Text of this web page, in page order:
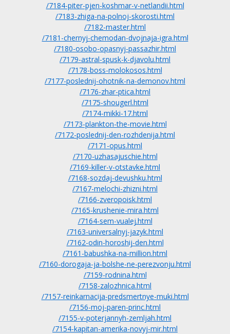
/7184-piter-pjen-koshmar-v-netlandii.html
/7183-zhiga-na-polnoj-skorosti.html
/7182-master.html
/7181-chernyj-chemodan-dvojnaja-igra.html
/7180-osobo-opasnyj-passazhir.html
/7179-astral-spusk-k-djavolu.html
/7178-boss-molokosos.html
/7177-poslednij-ohotnik-na-demonov.html
/7176-zhar-ptica.html
/7175-shougerl.html
/7174-mikki-17.html
/7173-plankton-the-movie.html
/7172-poslednij-den-rozhdenija.html
/7171-opus.html
/7170-uzhasajuschie.html
/7169-killer-v-otstavke.html
/7168-sozdaj-devushku.html
/7167-melochi-zhizni.html
/7166-zveropoisk.html
/7165-krushenie-mira.html
/7164-sem-vualej.html
/7163-universalnyj-jazyk.html
/7162-odin-horoshij-den.html
/7161-babushka-na-million.html
/7160-dorogaja-ja-bolshe-ne-perezvonju.html
/7159-rodnina.html
/7158-zalozhnica.html
/7157-reinkarnacija-predsmertnye-muki.html
/7156-moj-paren-princ.html
/7155-v-poterjannyh-zemljah.html
/7154-kapitan-amerika-novyj-mir.html